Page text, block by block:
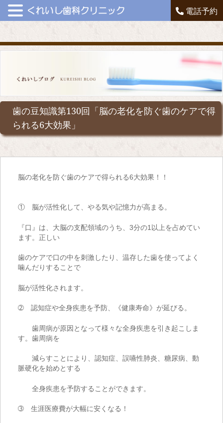
電話予約
歯の豆知識第130回「脳の老化を防ぐ歯のケアで得
られる6大効果」
脳の老化を防ぐ歯のケアで得られる6大効果！！
① 脳が活性化して、やる気や記憶力が高まる。
『口』は、大脳の支配領域のうち、 3分の1 以上を占めてい
ます。正しい
歯のケアで口の中を刺激したり、温存した歯を使ってよく
噛んだりすることで
脳が活性化されます。
➁ 認知症や全身疾患を予防、《健康寿命》が延びる。
歯周病が原因となって様々な全身疾患を引き起こしま
す。歯周病を
減らすことにより、認知症、誤嚥性肺炎、糖尿病、動
脈硬化を始めとする
全身疾患を予防することができます。
➂ 生涯医療費が大幅に安くなる！